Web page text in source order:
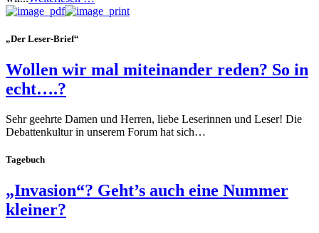
„Der Leser-Brief“
Wollen wir mal miteinander reden? So in
echt….?
Sehr geehrte Damen und Herren, liebe Leserinnen und Leser! Die
Debattenkultur in unserem Forum hat sich…
Tagebuch
„Invasion“? Geht’s auch eine Nummer
kleiner?